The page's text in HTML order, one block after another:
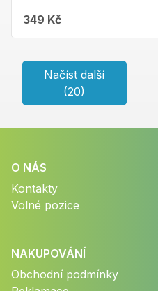
349 Kč
Načíst další
(20)
O NÁS
Kontakty
Volné pozice
NAKUPOVÁNÍ
Obchodní podmínky